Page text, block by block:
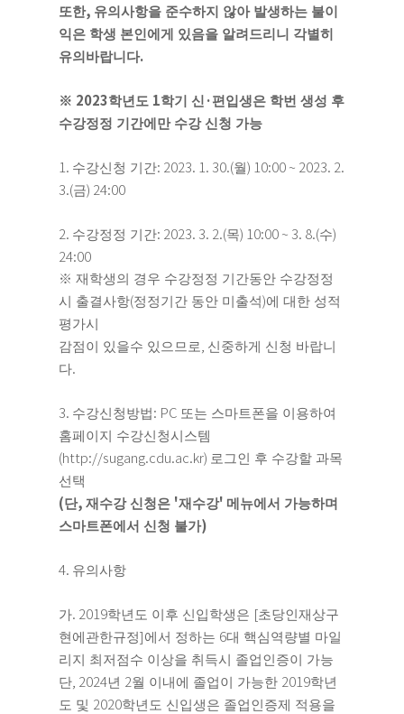
또한, 유의사항을 준수하지 않아 발생하는 불이
익은 학생 본인에게 있음을 알려드리니 각별히
유의바랍니다.
※ 2023학년도 1학기 신 ·편입생은 학번 생성 후
수강정정 기간에만 수강 신청 가능
1. 수강신청 기간: 2023. 1. 30.(월) 10:00 ~ 2023. 2.
3.(금) 24:00
2. 수강정정 기간: 2023. 3. 2.(목) 10:00 ~ 3. 8.(수)
24:00
※ 재학생의 경우 수강정정 기간동안 수강정정
시 출결사항(정정기간 동안 미출석)에 대한 성적
평가시
감점이 있을수 있으므로
신중하게 신청 바랍니
다.
3. 수강신청방법: PC 또는 스마트폰을 이용하여
홈페이지 수강신청시스템
(http://sugang.cdu.ac.kr) 로그인 후 수강할 과목
선택
(단, 재수강 신청은 '재수강' 메뉴에서 가능하며
스마트폰에서 신청 불가)
4. 유의사항
가. 2019학년도 이후 신입학생은 [초당인재상구
현에관한규정]에서 정하는 6대 핵심역량별 마일
리지 최저점수 이상을 취득시 졸업인증이 가능
단 , 2024년 2월 이내에 졸업이 가능한 2019학년
도 및 2020학년도 신입생은 졸업인증제 적용을